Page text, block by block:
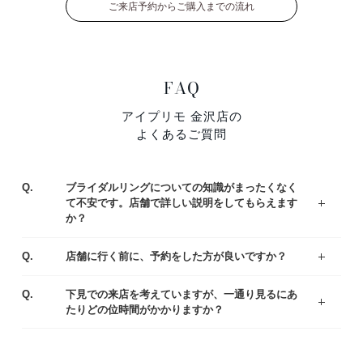
ご来店予約からご購入までの流れ
FAQ
アイプリモ 金沢店の
よくあるご質問
Q.
ブライダルリングについての知識がまったくなく
て不安です。店舗で詳しい説明をしてもらえます
か？
Q.
店舗に行く前に、予約をした方が良いですか？
Q.
下見での来店を考えていますが、一通り見るにあ
たりどの位時間がかかりますか？